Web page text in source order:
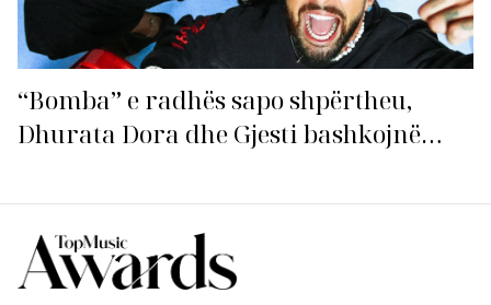
“Bomba” e radhës sapo shpërtheu,
Dhurata Dora dhe Gjesti bashkojnë